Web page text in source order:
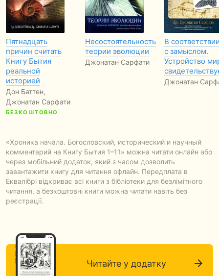
Пятнадцать
причин считать
Книгу Бытия
реальной
историей
Дон Баттен,
Джонатан Сарфати
БЕЗКОШТОВНО
Несостоятельность
теории эволюции
Джонатан Сарфати
В
с замыслом.
Устройство
Джонатан
«Хроника начала. Богословский, исторический и научный
комментарий на Книгу Бытия 1–11» можна читати онлайн або
через мобільний додаток, який з часом дозволить
завантажити книгу для читання офлайн. Передплата в
Еквалібрі відкриває всі книги з бібліотеки для безлімітного
читання, а безкоштовні книги можна читати навіть без
реєстрації.
Читайте у додатку